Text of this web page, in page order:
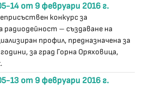
14 от 9 февруари 2016 г.
конкурс за
радиодейност – създаване на
профил, предназначена за
за град Горна Оряховица,
13 от 9 февруари 2016 г.